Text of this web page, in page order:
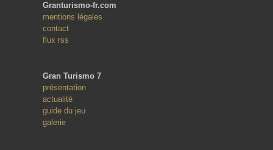
Granturismo-fr.com
mentions légales
contact
flux rss
Gran Turismo 7
présentation
actualité
guide du jeu
galerie